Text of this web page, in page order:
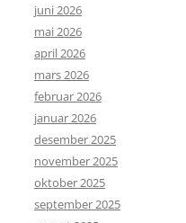
juni 2026
mai 2026
april 2026
mars 2026
februar 2026
januar 2026
desember 2025
november 2025
oktober 2025
september 2025